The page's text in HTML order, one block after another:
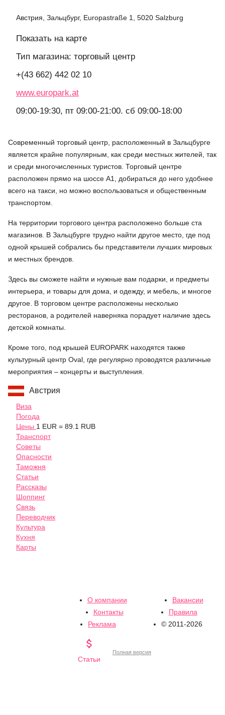
Австрия, Зальцбург, Europastraße 1, 5020 Salzburg
Показать на карте
Тип магазина: торговый центр
+(43 662) 442 02 10
www.europark.at
09:00-19:30, пт 09:00-21:00. сб 09:00-18:00
Современный торговый центр, расположенный в Зальцбурге
является крайне популярным, как среди местных жителей, так
и среди многочисленных туристов. Торговый центре
расположен прямо на шоссе А1, добираться до него удобнее
всего на такси, но можно воспользоваться и общественным
транспортом.
На территории торгового центра расположено больше ста
магазинов. В Зальцбурге трудно найти другое место, где под
одной крышей собрались бы представители лучших мировых
и местных брендов.
Здесь вы сможете найти и нужные вам подарки, и предметы
интерьера, и товары для дома, и одежду, и мебель, и многое
другое. В торговом центре расположены несколько
ресторанов, а родителей наверняка порадует наличие здесь
детской комнаты.
Кроме того, под крышей EUROPARK находятся также
культурный центр Oval, где регулярно проводятся различные
мероприятия – концерты и выступления.
Австрия
Виза
Погода
Цены 1 EUR = 89.1 RUB
Транспорт
Советы
Опасности
Таможня
Статьи
Рассказы
Шоппинг
Связь
Переводчик
Культура
Кухня
Карты
О компании
Вакансии
Контакты
Правила
Реклама
© 2011-2026

Статьи
Полная версия